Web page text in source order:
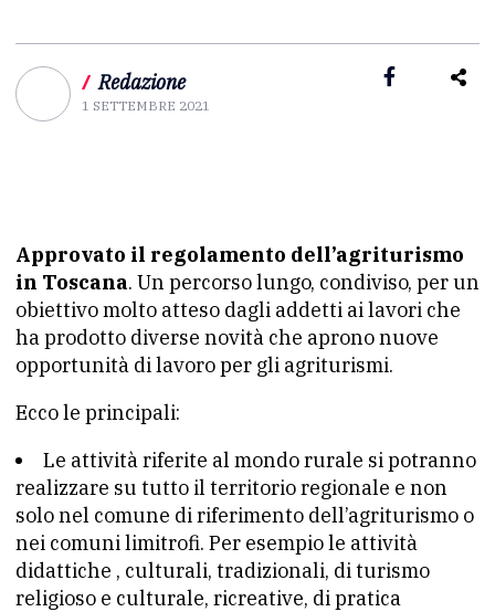
/ Redazione
1 SETTEMBRE 2021
Approvato il regolamento dell’agriturismo
in Toscana. Un percorso lungo, condiviso, per un
obiettivo molto atteso dagli addetti ai lavori che
ha prodotto diverse novità che aprono nuove
opportunità di lavoro per gli agriturismi.
Ecco le principali:
Le attività riferite al mondo rurale si potranno
realizzare su tutto il territorio regionale e non
solo nel comune di riferimento dell’agriturismo o
nei comuni limitrofi. Per esempio le attività
didattiche , culturali, tradizionali, di turismo
religioso e culturale, ricreative, di pratica